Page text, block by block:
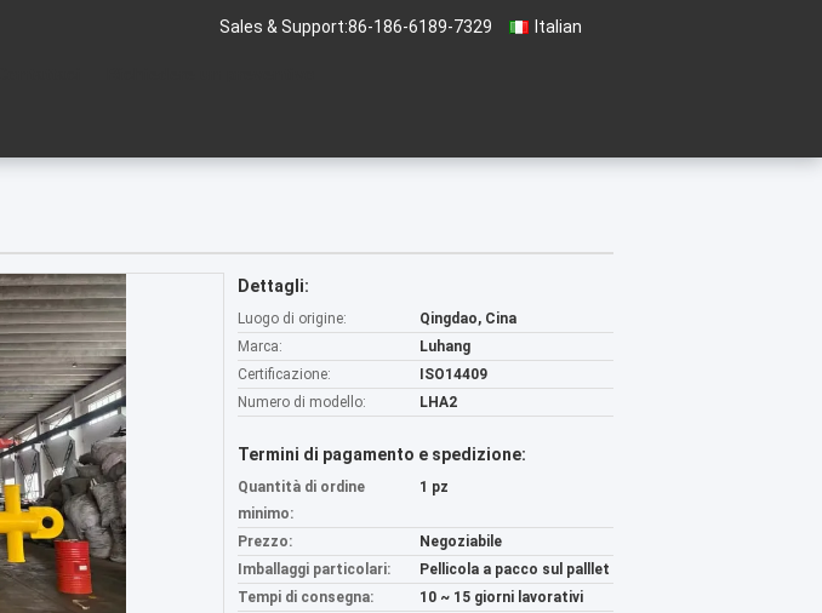
Italian
Sales & Support:86-186-6189-7329
Dettagli:
Luogo di origine:
Qingdao, Cina
Marca:
Luhang
Certificazione:
ISO14409
Numero di modello:
LHA2
Termini di pagamento e spedizione:
Quantità di ordine
minimo:
1 pz
Prezzo:
Negoziabile
Imballaggi particolari:
Pellicola a pacco sul palllet
Tempi di consegna:
10 ~ 15 giorni lavorativi